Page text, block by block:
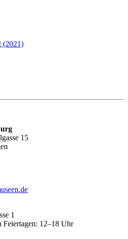
(2021)
15
1
Feiertagen: 12–18 Uhr